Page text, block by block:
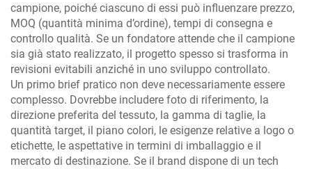
campione, poiché ciascuno di essi può influenzare prezzo,
MOQ (quantità minima d’ordine), tempi di consegna e
controllo qualità. Se un fondatore attende che il campione
sia già stato realizzato, il progetto spesso si trasforma in
revisioni evitabili anziché in uno sviluppo controllato.
Un primo brief pratico non deve necessariamente essere
complesso. Dovrebbe includere foto di riferimento, la
direzione preferita del tessuto, la gamma di taglie, la
quantità target, il piano colori, le esigenze relative a logo o
etichette, le aspettative in termini di imballaggio e il
mercato di destinazione. Se il brand dispone di un tech